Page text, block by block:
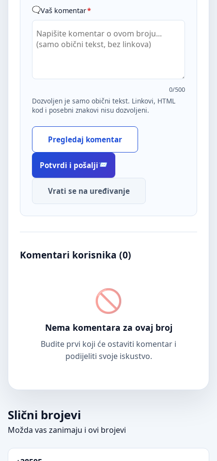
Vaš komentar*
0/500
Dozvoljen je samo obični tekst. Linkovi, HTML
kod i posebni znakovi nisu dozvoljeni.
Pregledaj komentar
Potvrdi i pošalji
Vrati se na uređivanje
Komentari korisnika (0)
Nema komentara za ovaj broj
Budite prvi koji će ostaviti komentar i
podijeliti svoje iskustvo.
Slični brojevi
Možda vas zanimaju i ovi brojevi